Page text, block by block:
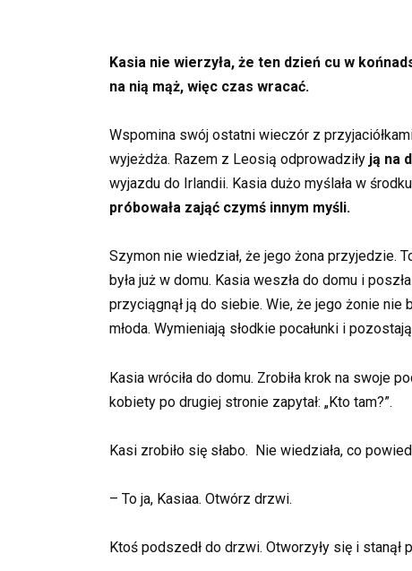
Kasia nie wierzyła, że ten dzień cu w
na nią mąż, więc czas wracać.
Wspomina swój ostatni wieczór z
wyjeżdża. Razem z Leosią odprowadziły ją na
wyjazdu do Irlandii. Kasia dużo myślała w
próbowała zająć czymś innym myśli.
Szymon nie wiedział, że jego żona przyjedzie.
była już w domu. Kasia weszła do domu i
przyciągnął ją do siebie. Wie, że jego żonie nie
młoda. Wymieniają słodkie pocałunki i
Kasia wróciła do domu. Zrobiła krok na swoje
kobiety po drugiej stronie zapytał: „Kto tam?”.
Kasi zrobiło się słabo. Nie wiedziała, co
– To ja, Kasiaa. Otwórz drzwi.
Ktoś podszedł do drzwi. Otworzyły się i stanął